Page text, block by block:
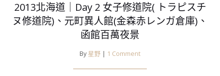
2013北海道｜Day 2 女子修道院( トラピスチ
ヌ修道院)、元町異人館(金森赤レンガ倉庫)、
函館百萬夜景
By 星野 | 1 Comment